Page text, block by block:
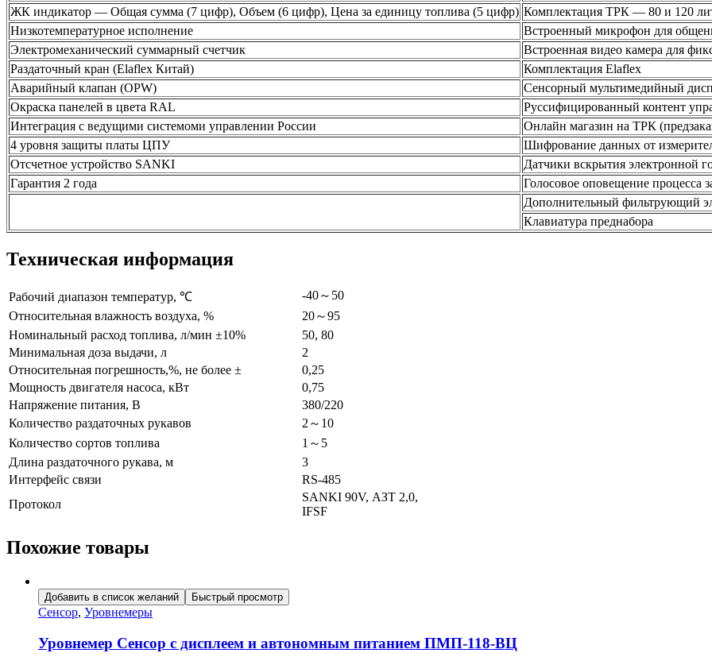
ЖК индикатор — Общая сумма (7 цифр), Объем (6 цифр), Цена за единицу топлива (5 цифр) Комплектация ТРК — 80 и 120
Низкотемпературное исполнение
Встроенный микрофон для
Электромеханический суммарный счетчик
Встроенная видео камера для
Раздаточный кран (Elaflex Китай)
Комплектация Elaflex
Аварийный клапан (OPW)
Сенсорный мультимедийный
Окраска панелей в цвета RAL
Руссифицированный контент
Интеграция с ведущими системоми управлении России
Онлайн магазин на ТРК
4 уровня защиты платы ЦПУ
Шифрование данных от
Отсчетное устройство SANKI
Датчики вскрытия электронной
Гарантия 2 года
Голосовое оповещение процесса
Дополнительный фильтрующий
Клавиатура преднабора
Техническая информация
Рабочий диапазон температур, ℃
-40～50
Относительная влажность воздуха, %
20～95
Номинальный расход топлива, л/мин ±10%
50, 80
Минимальная доза выдачи, л
2
Относительная погрешность,%, не более ±
0,25
Мощность двигателя насоса, кВт
0,75
Напряжение питания, В
380/220
Количество раздаточных рукавов
2～10
Количество сортов топлива
1～5
Длина раздаточного рукава, м
3
Интерфейс связи
RS-485
Протокол
SANKI 90V, АЗТ 2,0,
IFSF
Похожие товары
Добавить в список желаний Быстрый просмотр
Сенсор, Уровнемеры
Уровнемер Сенсор с дисплеем и автономным питанием ПМП-118-ВЦ